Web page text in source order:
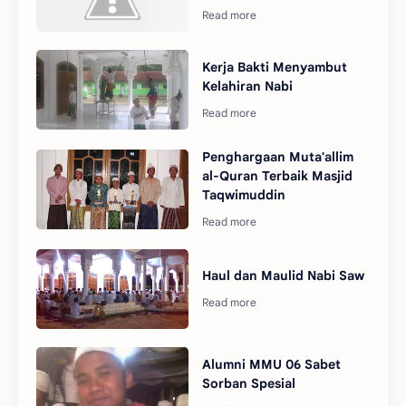
Kerja Bakti Menyambut
Kelahiran Nabi
Penghargaan Muta'allim
al-Quran Terbaik Masjid
Taqwimuddin
Haul dan Maulid Nabi Saw
Alumni MMU 06 Sabet
Sorban Spesial